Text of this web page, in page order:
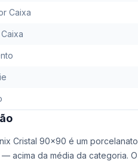
Caixa
Cristal 90x90 é um
acima da média da categoria.